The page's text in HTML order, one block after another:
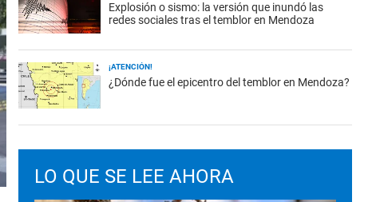
Explosión o sismo: la versión que inundó las
redes sociales tras el temblor en Mendoza
¡ATENCIÓN!
¿Dónde fue el epicentro del temblor en Mendoza?
LO QUE SE LEE AHORA